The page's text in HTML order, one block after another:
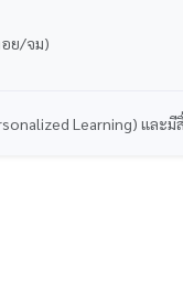
ย/จม)
Learning) และ